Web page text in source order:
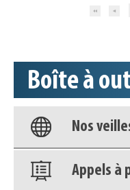
Boîte à
Base
Nos
Appels à